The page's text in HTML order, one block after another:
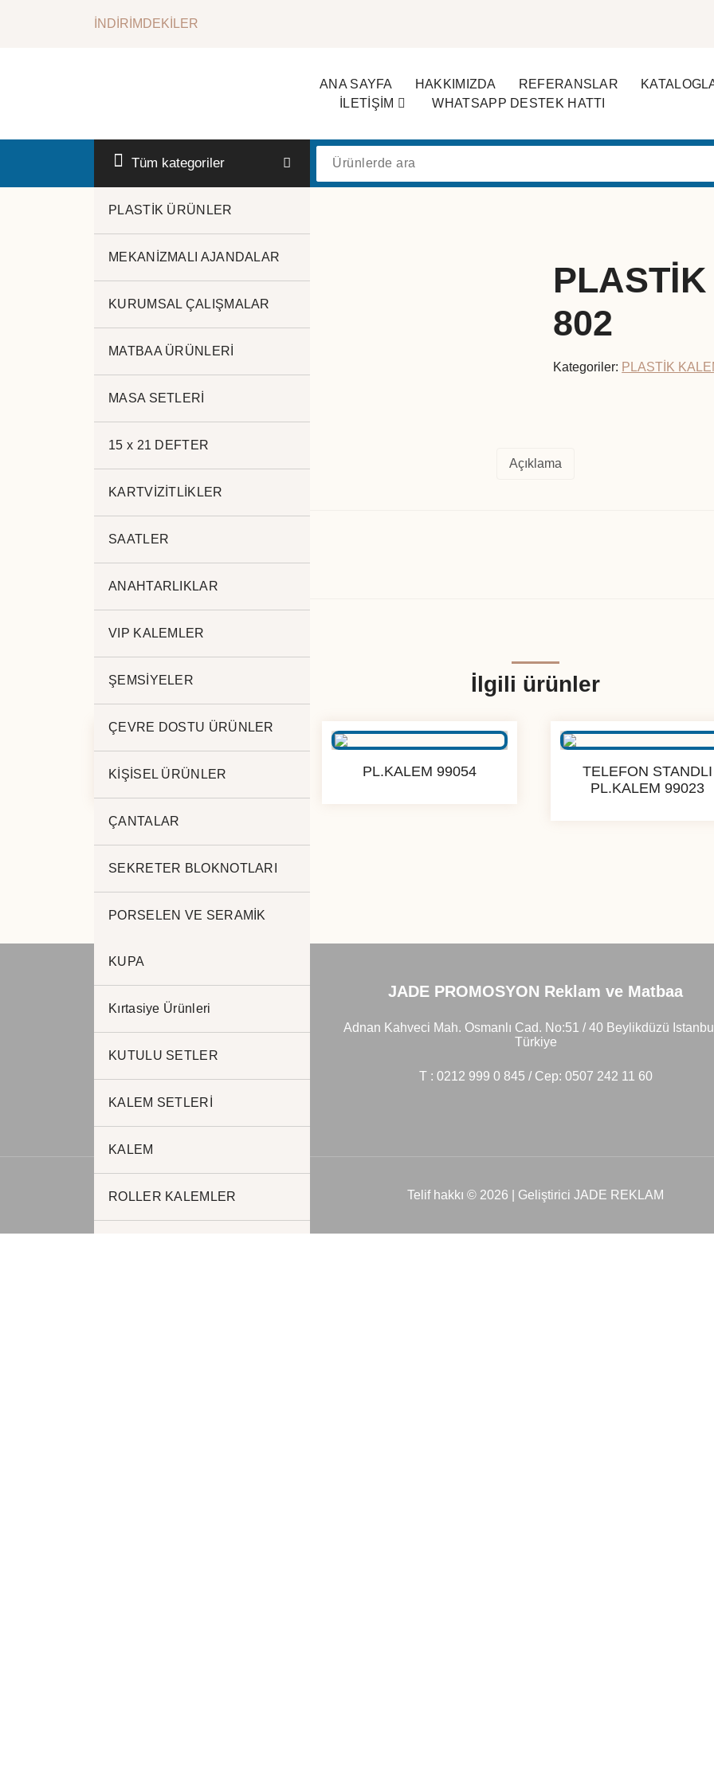
İNDİRİMDEKİLER
ANA SAYFA HAKKIMIZDA REFERANSLAR
İLETİŞİM
WHATSAPP DESTEK HATTI
Tüm kategoriler
PLASTİK ÜRÜNLER
MEKANİZMALI AJANDALAR
KURUMSAL ÇALIŞMALAR
MATBAA ÜRÜNLERİ
MASA SETLERİ
15 x 21 DEFTER
KARTVİZİTLİKLER
SAATLER
ANAHTARLIKLAR
VIP KALEMLER
ŞEMSİYELER
ÇEVRE DOSTU ÜRÜNLER
KİŞİSEL ÜRÜNLER
ÇANTALAR
SEKRETER BLOKNOTLARI
PORSELEN VE SERAMİK
KUPA
Kırtasiye Ürünleri
KUTULU SETLER
KALEM SETLERİ
KALEM
ROLLER KALEMLER
802
Kategoriler: PLASTİK
Açıklama
Açıklama
İlgili ürünler
PLASTİK TÜKENMEZ 414 PL.KALEM 99054
TELEFON STANDLI
PL.KALEM 99023
JADE PROMOSYON
Reklam ve Matbaa
www.jadepromosyon.com
www.kurumsalhediyelik.com.tr
JADE PROMOSYON Reklam ve Matbaa
Adnan Kahveci Mah. Osmanlı Cad. No:51 / 40 Beylikdüzü
Türkiye
T : 0212 999 0 845 / Cep: 0507 242 11 60
Telif hakkı © 2026 | Geliştirici JADE REKLAM